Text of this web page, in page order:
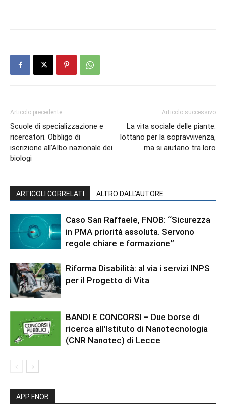
Articolo precedente
Scuole di specializzazione e
ricercatori. Obbligo di
iscrizione all’Albo nazionale dei
biologi
Articolo successivo
La vita sociale delle piante:
lottano per la sopravvivenza,
ma si aiutano tra loro
ARTICOLI CORRELATI ALTRO DALL'AUTORE
Caso San Raffaele, FNOB: “Sicurezza
in PMA priorità assoluta. Servono
regole chiare e formazione”
Riforma Disabilità: al via i servizi INPS
per il Progetto di Vita
BANDI E CONCORSI – Due borse di
ricerca all’Istituto di Nanotecnologia
(CNR Nanotec) di Lecce
APP FNOB